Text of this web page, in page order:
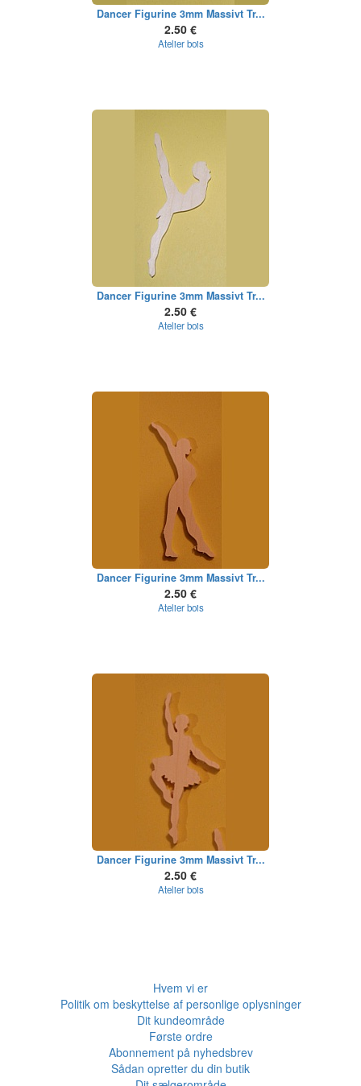
Dancer Figurine 3mm Massivt Tr...
2.50 €
Atelier bois
Dancer Figurine 3mm Massivt Tr...
2.50 €
Atelier bois
Dancer Figurine 3mm Massivt Tr...
2.50 €
Atelier bois
Dancer Figurine 3mm Massivt Tr...
2.50 €
Atelier bois
Hvem vi er
Politik om beskyttelse af personlige oplysninger
Dit kundeområde
Første ordre
Abonnement på nyhedsbrev
Sådan opretter du din butik